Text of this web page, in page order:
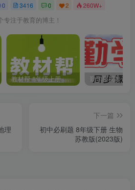
0 3416 0 2 260W+
专注于教育的博主！
教材帮 8年级上册 语文人教版(2023秋)
理
下一篇
初中必刷题 8年级下册 生物
苏教版(2023版)